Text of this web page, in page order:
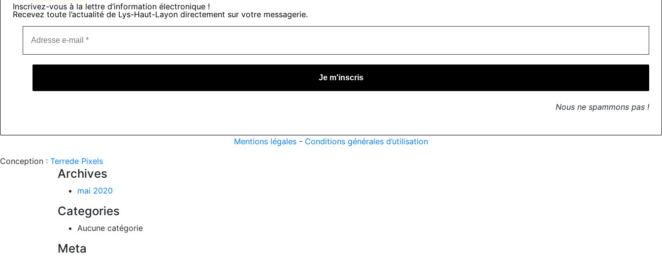
Inscrivez-vous à la lettre d’information électronique !
Recevez toute l’actualité de Lys-Haut-Layon directement sur votre messagerie.
Nous ne spammons pas !
Mentions légales - Conditions générales d’utilisation
Conception : Terrede Pixels
Archives
mai 2020
Categories
Aucune catégorie
Meta